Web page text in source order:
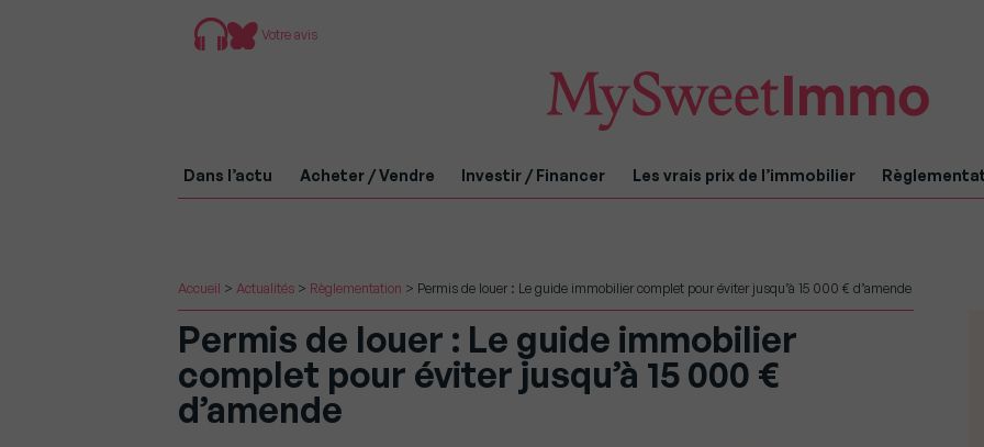
Votre avis
Dans l’actu Acheter / Vendre Investir / Financer Les vrais prix de l’immobilier
Accueil > Actualités > Règlementation > Permis de louer : Le guide immobilier complet pour éviter jusqu’à 15 000 € d’amende
Permis de louer : Le guide immobilier
complet pour éviter jusqu’à 15 000 €
d’amende